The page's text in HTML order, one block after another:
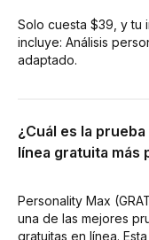
Solo cuesta $39, y tu
incluye: Análisis
adaptado.
¿Cuál es la
línea gratuita más
Personality Max
una de las mejores
gratuitas en línea.